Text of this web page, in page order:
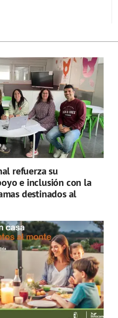
refuerza su
e inclusión con la
destinados al